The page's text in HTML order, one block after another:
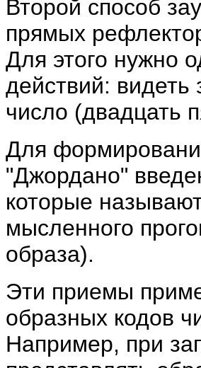
Второй способ
прямых
Для этого нужно
действий: видеть
число (двадцать
Для
"Джордано"
которые
мысленного
образа).
Эти приемы
образных кодов
Например, при